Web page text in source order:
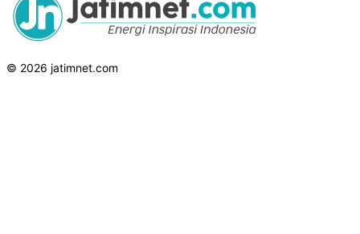
© 2026 jatimnet.com